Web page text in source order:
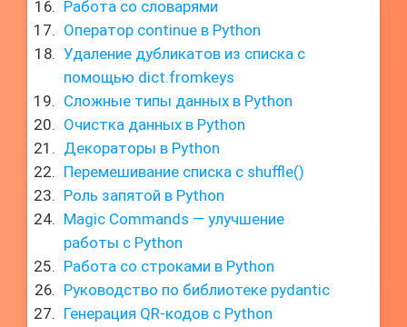
Работа со словарями
Оператор continue в Python
Удаление дубликатов из списка с
помощью dict.fromkeys
Сложные типы данных в Python
Очистка данных в Python
Декораторы в Python
Перемешивание списка с shuffle()
Роль запятой в Python
Magic Commands — улучшение
работы с Python
Работа со строками в Python
Руководство по библиотеке pydantic
Генерация QR-кодов с Python